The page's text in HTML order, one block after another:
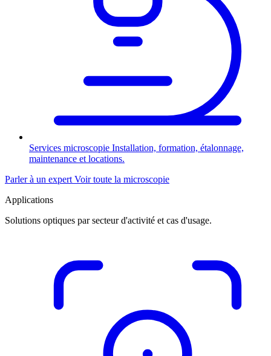
Services microscopie Installation, formation, étalonnage,
maintenance et locations.
Parler à un expert Voir toute la microscopie
Applications
Solutions optiques par secteur d'activité et cas d'usage.